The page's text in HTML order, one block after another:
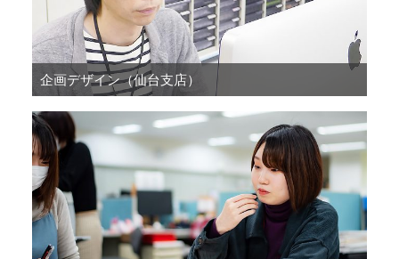
企画デザイン（仙台支店）